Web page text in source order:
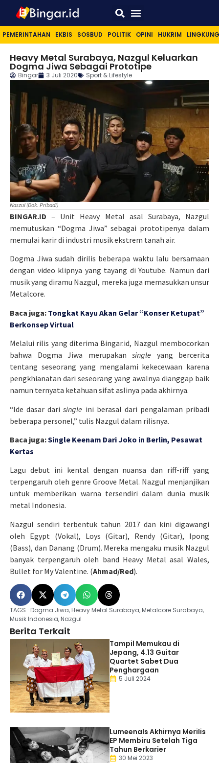
PEMERINTAHAN EKBIS SOSBUD POLITIK OPINI HUKRIM
Heavy Metal Surabaya, Nazgul Keluarkan
Dogma Jiwa Sebagai Prototipe
Bingar 3 Juli 2020 Sport & Lifestyle
Naszul (Dok. Pribadi)
BINGAR.ID – Unit Heavy Metal asal Surabaya, Nazgul
memutuskan “Dogma Jiwa” sebagai prototipenya dalam
memulai karir di industri musik ekstrem tanah air.
Dogma Jiwa sudah dirilis beberapa waktu lalu bersamaan
dengan video klipnya yang tayang di Youtube. Namun dari
musik yang diramu Nazgul, mereka juga memasukkan unsur
Metalcore.
Baca juga: Tongkat Kayu Akan Gelar “Konser Ketupat”
Berkonsep Virtual
Melalui rilis yang diterima Bingar.id, Nazgul membocorkan
bahwa Dogma Jiwa merupakan single yang bercerita
tentang seseorang yang mengalami kekecewaan karena
pengkhianatan dari seseorang yang awalnya dianggap baik
namun ternyata ketahuan sifat aslinya pada akhirnya.
“Ide dasar darisingle ini berasal dari pengalaman pribadi
beberapa personel,” tulis Nazgul dalam rilisnya.
Baca juga:Single Keenam Dari Joko in Berlin, Pesawat
Kertas
Lagu debut ini kental dengan nuansa dan riff-riff yang
terpengaruh oleh genre Groove Metal. Nazgul menjanjikan
untuk memberikan warna tersendiri dalam dunia musik
metal Indonesia.
Nazgul sendiri terbentuk tahun 2017 dan kini digawangi
oleh Egypt (Vokal), Loys (Gitar), Rendy (Gitar), Ipong
(Bass), dan Danang (Drum). Mereka mengaku musik Nazgul
banyak terpengaruh oleh band Heavy Metal asal Wales,
Bullet for My Valentine. (Ahmad/Red).
TAGS : Dogma Jiwa,Heavy Metal Surabaya,Metalcore Surabaya,
Musik Indonesia,Nazgul
Berita Terkait
Tampil Memukau di
Jepang, 4.13 Guitar
Quartet Sabet Dua
Penghargaan
5 Juli 2024
Lumeenals Akhirnya Merilis
EP Membiru Setelah Tiga
Tahun Berkarier
30 Mei 2023